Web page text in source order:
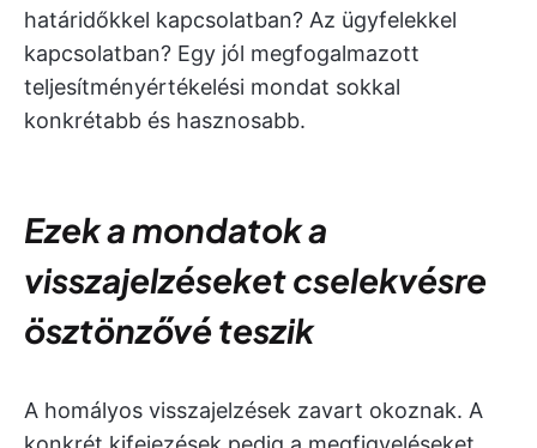
határidőkkel kapcsolatban? Az ügyfelekkel
kapcsolatban? Egy jól megfogalmazott
teljesítményértékelési mondat sokkal
konkrétabb és hasznosabb.
Ezek a mondatok a
visszajelzéseket cselekvésre
ösztönzővé teszik
A homályos visszajelzések zavart okoznak. A